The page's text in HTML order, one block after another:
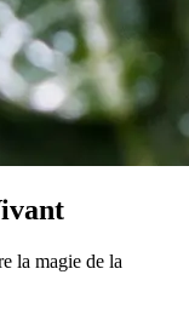
la magie de la